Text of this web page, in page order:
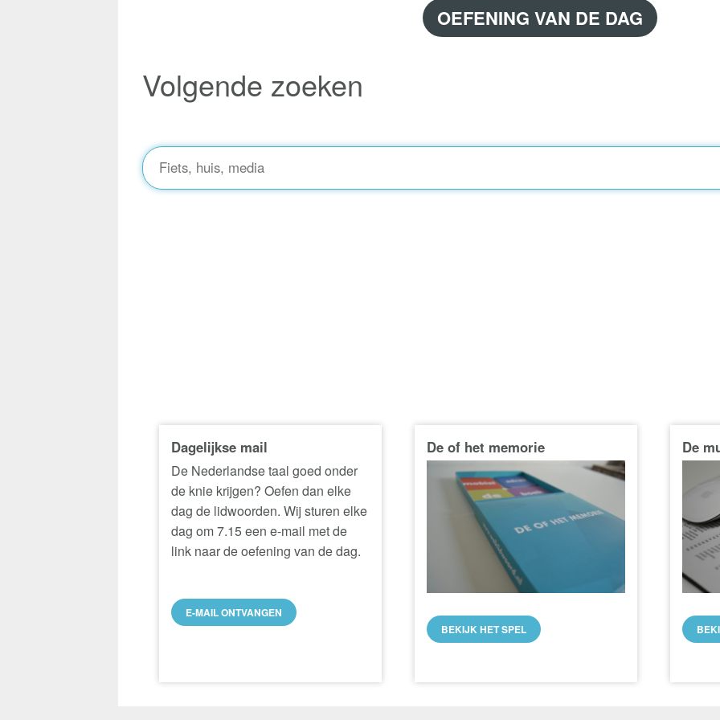
OEFENING VAN DE DAG
Volgende zoeken
Dagelijkse mail
De Nederlandse taal goed onder
de knie krijgen? Oefen dan elke
dag de lidwoorden. Wij sturen elke
dag om 7.15 een e-mail met de
link naar de oefening van de dag.
E-MAIL ONTVANGEN
De of het memorie
BEKIJK HET SPEL
De